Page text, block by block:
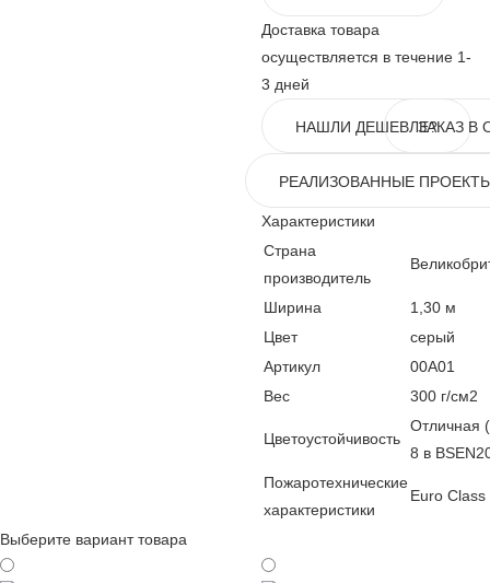
Доставка товара
осуществляется в течение 1-
3 дней
НАШЛИ ДЕШЕВЛЕ?ЗАКАЗ В
РЕАЛИЗОВАННЫЕ
Характеристики
Страна
производитель
Ширина
1,30 м
Цвет
серый
Артикул
00A01
Вес
300 г/см2
Цветоустойчивость
Отличная
8 в
Пожаротехнические
характеристики
Euro Class
Выберите вариант товара